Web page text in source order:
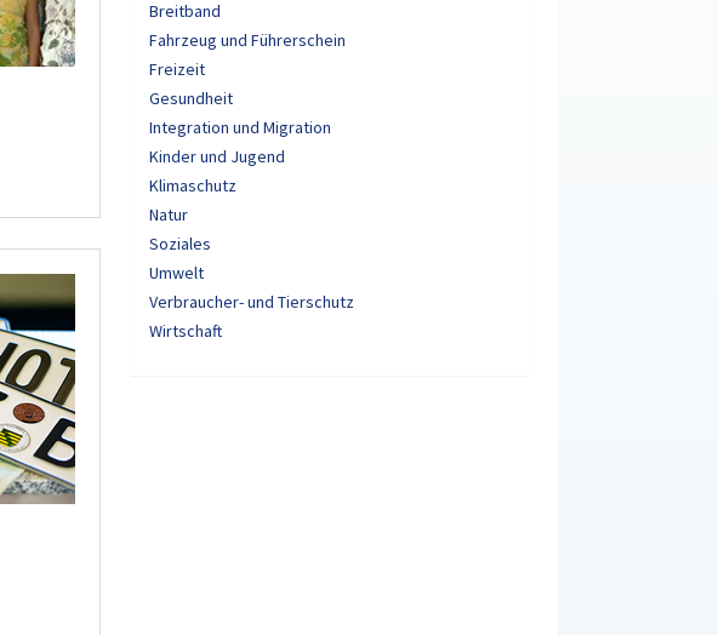
Breitband
Fahrzeug und Führerschein
Freizeit
Gesundheit
Integration und Migration
Kinder und Jugend
Klimaschutz
Natur
Soziales
Umwelt
Verbraucher- und Tierschutz
Wirtschaft